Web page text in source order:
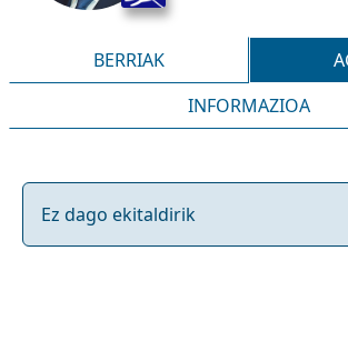
BERRIAK
INFORMAZIOA
Ez dago ekitaldirik